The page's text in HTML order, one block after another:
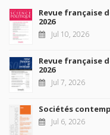
Revue française
2026
Jul 10, 2026
Revue française
2026
Jul 7, 2026
Sociétés
Jul 6, 2026